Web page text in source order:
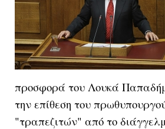
προσφορά του Λουκά
την επίθεση του
"τραπεζιτών" από το